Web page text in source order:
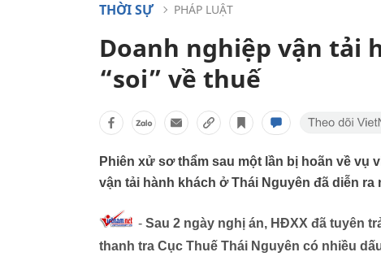
THỜI SỰ PHÁP LUẬT
Doanh nghiệp vận tải
“soi” về thuế
Phiên xử sơ thẩm sau một lần bị hoãn về
vận tải hành khách ở Thái Nguyên đã diễn ra
- Sau 2 ngày nghị án, HĐXX đã tuyên
thanh tra Cục Thuế Thái Nguyên có nhiều